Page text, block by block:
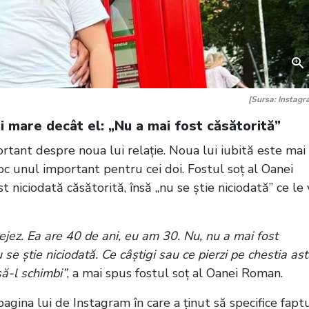
[Sursa:
decât el: „Nu a mai fost căsătorită”
despre noua lui relație. Noua lui iubită este mai
unul important pentru cei doi. Fostul soț al Oanei
căsătorită, însă „nu se știe niciodată” ce le
Ea are 40 de ani, eu am 30. Nu, nu a mai fost
știe niciodată. Ce câștigi sau ce pierzi pe chestia
l schimbi”, a mai spus fostul soț al Oanei Roman.
lui de Instagram în care a ținut să specifice